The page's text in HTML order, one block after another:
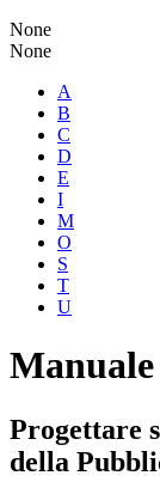
None
None
A
B
C
D
E
I
M
O
S
T
U
Progettare
della